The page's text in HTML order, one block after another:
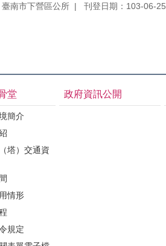
南市下營區公所 刊登日期：103-06-25
堂
簡介
塔）交通資
情形
規定
政府資訊公開